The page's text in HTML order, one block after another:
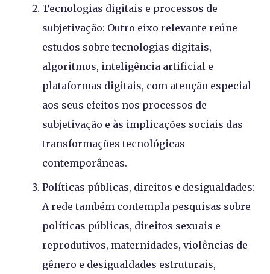
Tecnologias digitais e processos de
subjetivação: Outro eixo relevante reúne
estudos sobre tecnologias digitais,
algoritmos, inteligência artificial e
plataformas digitais, com atenção especial
aos seus efeitos nos processos de
subjetivação e às implicações sociais das
transformações tecnológicas
contemporâneas.
Políticas públicas, direitos e desigualdades:
A rede também contempla pesquisas sobre
políticas públicas, direitos sexuais e
reprodutivos, maternidades, violências de
gênero e desigualdades estruturais,